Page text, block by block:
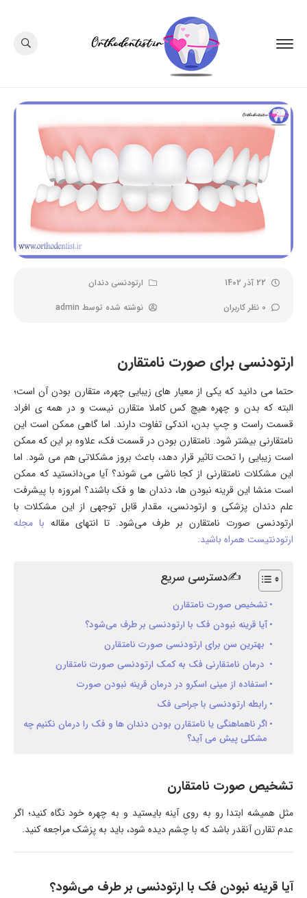
22 آذر 1402
ارتودنسی دندان
0 نظر کاربران
نوشته شده توسط admin
ارتودنسی برای صورت نامتقارن
حتما می دانید که یکی از معیار های زیبایی چهره، متقارن بودن آن است؛
البته که بدن و چهره هیچ کس کاملا متقارن نیست و در همه ی افراد
قسمت راست و چپ بدن، اندکی تفاوت دارند. اما گاهی ممکن است این
نامتقارنی بیشتر شود. نامتقارن بودن در قسمت فک، علاوه بر این که ممکن
است زیبایی را تحت تاثیر قرار دهد، باعث بروز مشکلاتی هم می شود. اما
این مشکلات نامتقارنی از کجا ناشی می شوند؟ آیا می‌دانستید که ممکن
است منشا این قرینه نبودن ها، دندان ها و فک باشند؟ امروزه با پیشرفت
علم دندان پزشکی و ارتودنسی، مقدار قابل توجهی از این مشکلات با
ارتودنسی صورت نامتقارن بر طرف می‌شود. تا انتهای مقاله با مجله
ارتودنتیست همراه باشید.
✍دسترسی سریع
تشخیص صورت نامتقارن
آیا قرینه نبودن فک با ارتودنسی بر طرف می‌شود؟
بهترین سن برای ارتودنسی صورت نامتقارن
درمان نامتقارنی فک به کمک ارتودنسی صورت نامتقارن
استفاده از مینی اسکرو در درمان قرینه نبودن صورت
رابطه ارتودنسی با جراحی فک
اگر ناهماهنگی یا نامتقارن بودن دندان ها و فک را درمان نکنیم چه
مشکلی پیش می آید؟
تشخیص صورت نامتقارن
مثل همیشه ابتدا رو به روی آینه بایستید و به چهره خود نگاه کنید؛ اگر
عدم تقارن آنقدر باشد که با چشم دیده شود، باید به پزشک مراجعه کنید.
آیا قرینه نبودن فک با ارتودنسی بر طرف می‌شود؟